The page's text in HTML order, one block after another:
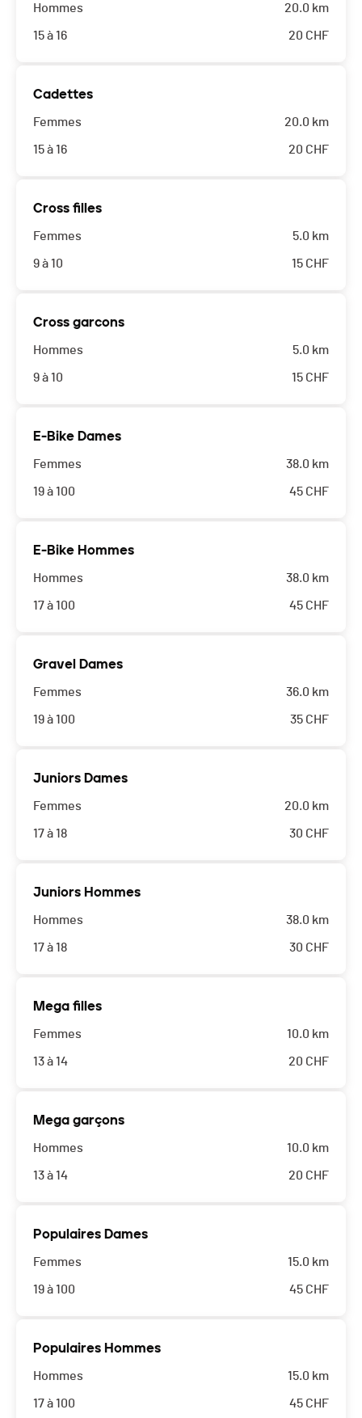
Hommes
15 à 16
20.0 km
20 CHF
Cadettes
Femmes
15 à 16
20.0 km
20 CHF
Cross filles
Femmes
9 à 10
5.0 km
15 CHF
Cross garcons
Hommes
9 à 10
5.0 km
15 CHF
E-Bike Dames
Femmes
19 à 100
38.0 km
45 CHF
E-Bike Hommes
Hommes
17 à 100
38.0 km
45 CHF
Gravel Dames
Femmes
19 à 100
36.0 km
35 CHF
Juniors Dames
Femmes
17 à 18
20.0 km
30 CHF
Juniors Hommes
Hommes
17 à 18
38.0 km
30 CHF
Mega filles
Femmes
13 à 14
10.0 km
20 CHF
Mega garçons
Hommes
13 à 14
10.0 km
20 CHF
Populaires Dames
Femmes
19 à 100
15.0 km
45 CHF
Populaires Hommes
Hommes
17 à 100
15.0 km
45 CHF